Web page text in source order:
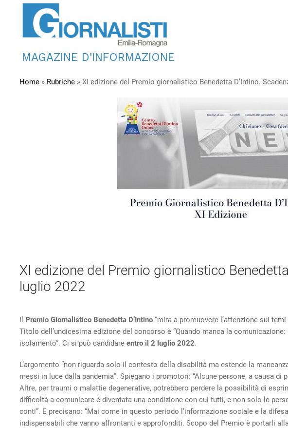
MAGAZINE D'INFORMAZIONE
Home » Rubriche » XI edizione del Premio giornalistico Benedetta D’Intino.
XI edizione del Premio giornalistico
luglio 2022
Il Premio Giornalistico Benedetta D’Intino “mira a promuovere l’attenzione sui
Titolo dell’undicesima edizione del concorso è “Quando manca la
isolamento”. Ci si può candidare entro il 2 luglio 2022.
L’argomento “non riguarda solo il contesto della disabilità ma estende la
messi in luce dalla pandemia”. Spiegano i promotori: “Alcune persone, a causa
Altre, per traumi o malattie degenerative, potrebbero perdere la possibilità di
difficoltà a comunicare è diventata una condizione con cui tutti, e non solo le
conti”. E precisano: “Mai come in questo periodo l’informazione sociale e la
indispensabili che vanno affrontanti e approfonditi. Scopo del Premio è portarli